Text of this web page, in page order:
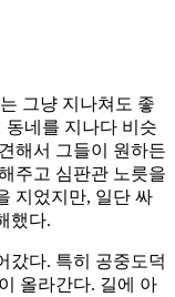
그냥 지나쳐도 좋
동네를 지나다 비슷
해서 그들이 원하든
주고 심판관 노릇을
지었지만, 일단 싸
했다.
갔다. 특히 공중도덕
올라간다. 길에 아